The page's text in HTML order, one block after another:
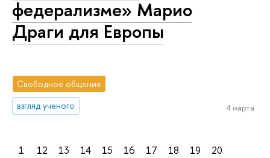
федерализме» Марио
Драги для Европы
Свободное общение
взгляд ученого
4 марта
1 12 13 14 15 16 17 18 19
20